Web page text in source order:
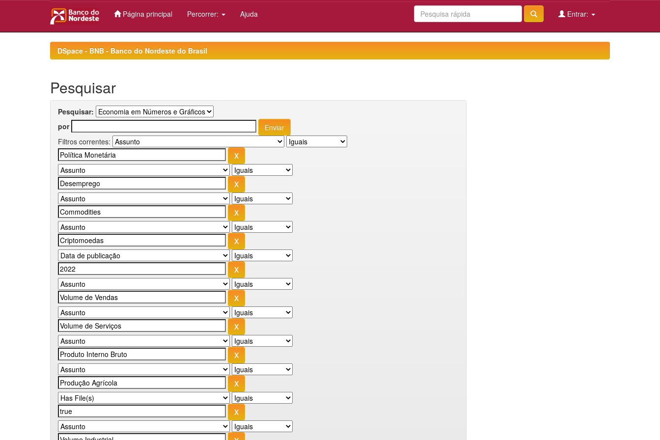
Página principal Percorrer: Ajuda Entrar:
DSpace - BNB - Banco do Nordeste do Brasil
Pesquisar
Pesquisar:
por
Filtros correntes: